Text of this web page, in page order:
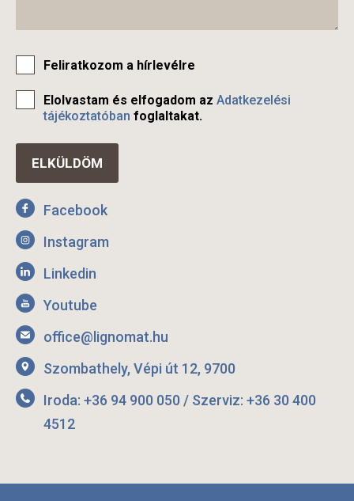
Feliratkozom a hírlevélre
Elolvastam és elfogadom az Adatkezelési
tájékoztatóban foglaltakat.
Facebook
Instagram
Linkedin
Youtube
office@lignomat.hu
Szombathely, Vépi út 12, 9700
Iroda: +36 94 900 050 / Szerviz: +36 30 400
4512